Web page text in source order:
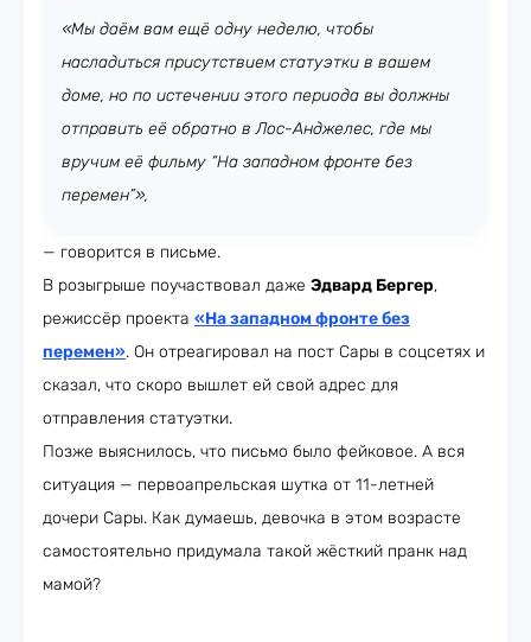
«Мы даём вам ещё одну неделю, чтобы
насладиться присутствием статуэтки в вашем
доме, но по истечении этого периода вы должны
отправить её обратно в Лос-Анджелес, где мы
вручим её фильму “На западном фронте без
перемен”»,
— говорится в письме.
В розыгрыше поучаствовал даже Эдвард Бергер,
режиссёр проекта «На западном фронте без
перемен». Он отреагировал на пост Сары в соцсетях и
сказал, что скоро вышлет ей свой адрес для
отправления статуэтки.
Позже выяснилось, что письмо было фейковое. А вся
ситуация — первоапрельская шутка от 11-летней
дочери Сары. Как думаешь, девочка в этом возрасте
самостоятельно придумала такой жёсткий пранк над
мамой?